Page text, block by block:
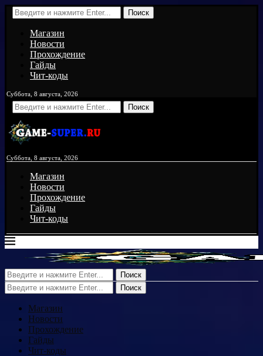
Поиск
Магазин
Новости
Прохождение
Гайды
Чит-коды
Суббота, 8 августа, 2026
Поиск
Суббота, 8 августа, 2026
Магазин
Новости
Прохождение
Гайды
Чит-коды
Поиск
Поиск
Магазин
Новости
Прохождение
Гайды
Чит-коды